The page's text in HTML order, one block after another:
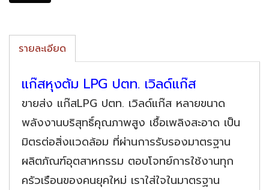
รายละเอียด
แก๊สหุงต้ม LPG ปตท. เวิลด์แก๊ส
ขายส่ง แก๊สLPG ปตท. เวิลด์แก๊ส หลายขนาด
พลังงานบริสุทธิ์คุณภาพสูง เชื้อเพลิงสะอาด เป็น
มิตรต่อสิ่งแวดล้อม ที่ผ่านการรับรองมาตรฐาน
ผลิตภัณฑ์อุตสาหกรรม ตอบโจทย์การใช้งานทุก
ครัวเรือนของคนยุคใหม่ เราใส่ใจในมาตรฐาน